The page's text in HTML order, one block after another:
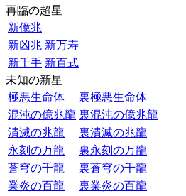
再臨の超星
新億兆
新凶兆 新万寿
新千手 新百式
未知の新星
極悪生命体
裏極悪生命体
混沌の億兆龍 裏混沌の億兆龍
潰滅の兆龍
裏潰滅の兆龍
永刻の万龍
裏永刻の万龍
蒼穹の千龍
裏蒼穹の千龍
業炎の百龍
裏業炎の百龍